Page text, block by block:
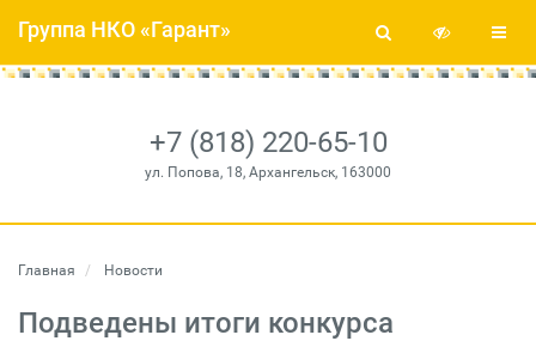
+7 (818) 220-65-10
ул. Попова, 18, Архангельск, 163000
Группа НКО «Гарант»
Главная Новости
Подведены итоги конкурса